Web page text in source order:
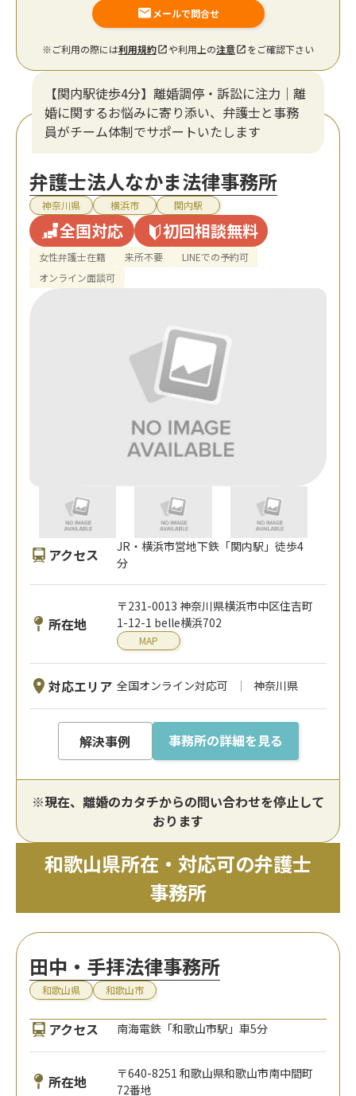
メールで問合せ
※ご利用の際には利用規約 や利用上の注意 をご確認下さい
【関内駅徒歩4分】離婚調停・訴訟に注力│離
婚に関するお悩みに寄り添い、弁護士と事務
員がチーム体制でサポートいたします
弁護士法人なかま法律事務所
神奈川県 横浜市 関内駅
全国対応 初回相談無料
女性弁護士在籍 来所不要
LINEでの予約可
オンライン面談可
アクセス
JR・横浜市営地下鉄「関内駅」徒歩4
分
所在地
〒231-0013 神奈川県横浜市中区住吉町
1-12-1 belle横浜702
MAP
対応エリア 全国オンライン対応可 神奈川県
解決事例 事務所の詳細を見る
※現在、離婚のカタチからの問い合わせを停止して
おります
和歌山県所在・対応可の弁護士
事務所
田中・手拝法律事務所
和歌山県 和歌山市
アクセス 南海電鉄「和歌山市駅」車5分
所在地
〒640-8251 和歌山県和歌山市南中間町
72番地